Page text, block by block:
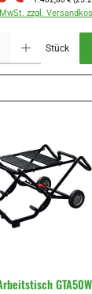
zzgl.
Stück